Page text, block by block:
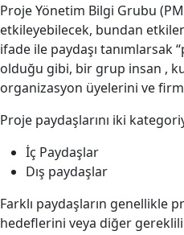
Proje Yönetim Bilgi Grubu
etkileyebilecek, bundan
ifade ile paydaşı
olduğu gibi, bir grup insan ,
organizasyon üyelerini ve
Proje paydaşlarını iki
İç Paydaşlar
Dış paydaşlar
Farklı paydaşların genellikle
hedeflerini veya diğer